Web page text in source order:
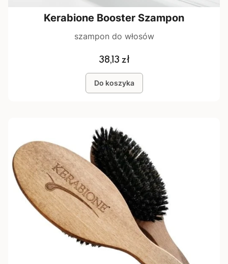
Kerabione Booster Szampon
szampon do włosów
Cena
38,13 zł
Do koszyka